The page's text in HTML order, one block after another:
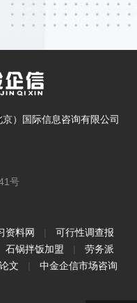
）国际信息咨询有限公司
号
资料网 |
可行性调查报
石锅拌饭加盟 |
劳务派
文 |
中金企信市场咨询